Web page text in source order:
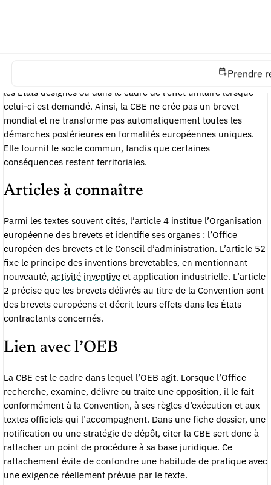
Prendre
par l’OEB, puis sur des effets qui doivent être appréciés dans
les États désignés ou dans le cadre de l’effet unitaire lorsque
celui-ci est demandé. Ainsi, la CBE ne crée pas un brevet
mondial et ne transforme pas automatiquement toutes les
démarches postérieures en formalités européennes uniques.
Elle fournit le socle commun, tandis que certaines
conséquences restent territoriales.
Articles à connaître
Parmi les textes souvent cités, l’article 4 institue l’Organisation
européenne des brevets et identifie ses organes : l’Office
européen des brevets et le Conseil d’administration. L’article 52
fixe le principe des inventions brevetables, en mentionnant
nouveauté, activité inventive et application industrielle. L’article
2 précise que les brevets délivrés au titre de la Convention sont
des brevets européens et décrit leurs effets dans les États
contractants concernés.
Lien avec l’OEB
La CBE est le cadre dans lequel l’OEB agit. Lorsque l’Office
recherche, examine, délivre ou traite une opposition, il le fait
conformément à la Convention, à ses règles d’exécution et aux
textes officiels qui l’accompagnent. Dans une fiche dossier, une
notification ou une stratégie de dépôt, citer la CBE sert donc à
rattacher un point de procédure à sa base juridique. Ce
rattachement évite de confondre une habitude de pratique avec
une exigence réellement prévue par le texte.